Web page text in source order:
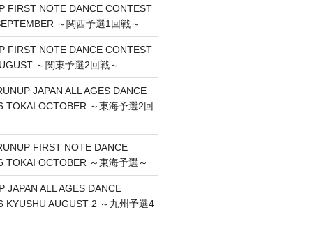
FIRST NOTE DANCE CONTEST
～関西予選1回戦～
FIRST NOTE DANCE CONTEST
～関東予選2回戦～
JAPAN ALL AGES DANCE
TOKAI OCTOBER ～東海予選2回
FIRST NOTE DANCE
TOKAI OCTOBER ～東海予選～
JAPAN ALL AGES DANCE
KYUSHU AUGUST 2 ～九州予選4